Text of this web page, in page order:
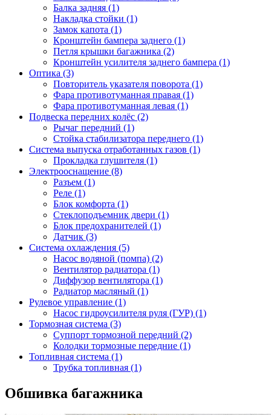
Балка задняя (1)
Накладка стойки (1)
Замок капота (1)
Кронштейн бампера заднего (1)
Петля крышки багажника (2)
Кронштейн усилителя заднего бампера (1)
Оптика (3)
Повторитель указателя поворота (1)
Фара противотуманная правая (1)
Фара противотуманная левая (1)
Подвеска передних колёс (2)
Рычаг передний (1)
Стойка стабилизатора переднего (1)
Система выпуска отработанных газов (1)
Прокладка глушителя (1)
Электрооснащение (8)
Разъем (1)
Реле (1)
Блок комфорта (1)
Стеклоподъемник двери (1)
Блок предохранителей (1)
Датчик (3)
Система охлаждения (5)
Насос водяной (помпа) (2)
Вентилятор радиатора (1)
Диффузор вентилятора (1)
Радиатор масляный (1)
Рулевое управление (1)
Насос гидроусилителя руля (ГУР) (1)
Тормозная система (3)
Суппорт тормозной передний (2)
Колодки тормозные передние (1)
Топливная система (1)
Трубка топливная (1)
Обшивка багажника